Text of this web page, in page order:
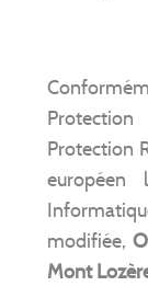
Protection
modifiée,
Mont